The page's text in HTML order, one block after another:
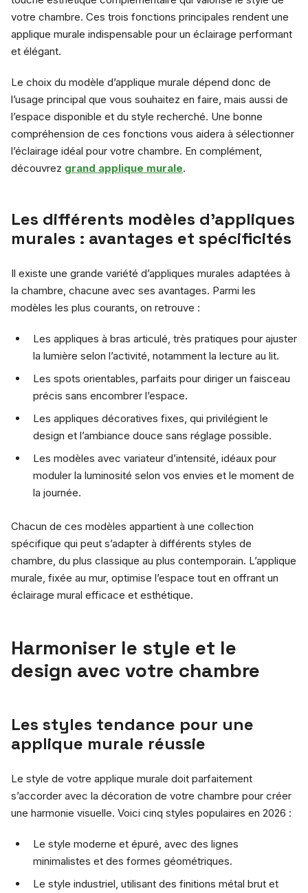
votre chambre. Ces trois fonctions principales rendent une
applique murale indispensable pour un éclairage performant
et élégant.
Le choix du modèle d’applique murale dépend donc de
l’usage principal que vous souhaitez en faire, mais aussi de
l’espace disponible et du style recherché. Une bonne
compréhension de ces fonctions vous aidera à sélectionner
l’éclairage idéal pour votre chambre. En complément,
découvrez grand applique murale.
Les différents modèles d’appliques
murales : avantages et spécificités
Il existe une grande variété d’appliques murales adaptées à
la chambre, chacune avec ses avantages. Parmi les
modèles les plus courants, on retrouve :
Les appliques à bras articulé, très pratiques pour ajuster
la lumière selon l’activité, notamment la lecture au lit.
Les spots orientables, parfaits pour diriger un faisceau
précis sans encombrer l’espace.
Les appliques décoratives fixes, qui privilégient le
design et l’ambiance douce sans réglage possible.
Les modèles avec variateur d’intensité, idéaux pour
moduler la luminosité selon vos envies et le moment de
la journée.
Chacun de ces modèles appartient à une collection
spécifique qui peut s’adapter à différents styles de
chambre, du plus classique au plus contemporain. L’applique
murale, fixée au mur, optimise l’espace tout en offrant un
éclairage mural efficace et esthétique.
Harmoniser le style et le
design avec votre chambre
Les styles tendance pour une
applique murale réussie
Le style de votre applique murale doit parfaitement
s’accorder avec la décoration de votre chambre pour créer
une harmonie visuelle. Voici cinq styles populaires en 2026 :
Le style moderne et épuré, avec des lignes
minimalistes et des formes géométriques.
Le style industriel, utilisant des finitions métal brut et